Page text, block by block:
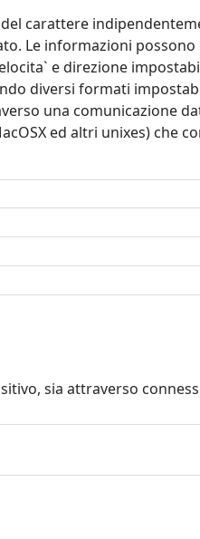
carattere
Le informazioni
e direzione
diversi formati
una comunicazione
ed altri unixes) che
sia attraverso